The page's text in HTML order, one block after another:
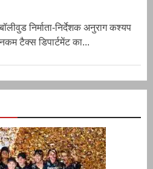
निर्माता-निर्देशक अनुराग कश्यप
टैक्स डिपार्टमेंट का...